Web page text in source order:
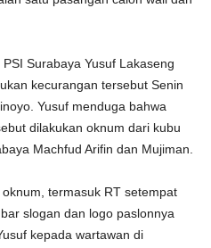
Surabaya Yusuf Lakaseng
kecurangan tersebut Senin
Yusuf menduga bahwa
dilakukan oknum dari kubu
Machfud Arifin dan Mujiman.
termasuk RT setempat
slogan dan logo paslonnya
kepada wartawan di